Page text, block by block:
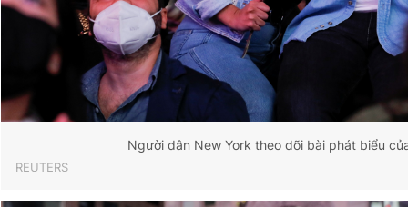
Người dân New York theo dõi bài phát biểu
REUTERS